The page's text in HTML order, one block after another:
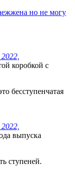
но не могу
коробкой с
бесступенчатая
выпуска
ступеней.